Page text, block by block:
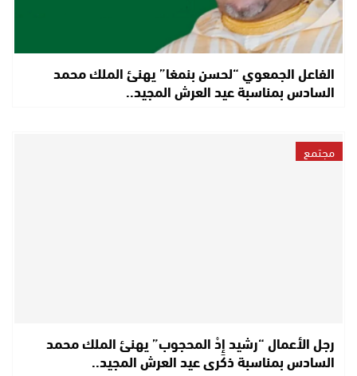
الفاعل الجمعوي “لحسن بنمغا” يهنئ الملك محمد
السادس بمناسبة عيد العرش المجيد..
مجتمع
رجل الأعمال “رشيد إِدْ المحجوب” يهنئ الملك محمد
السادس بمناسبة ذكرى عيد العرش المجيد..